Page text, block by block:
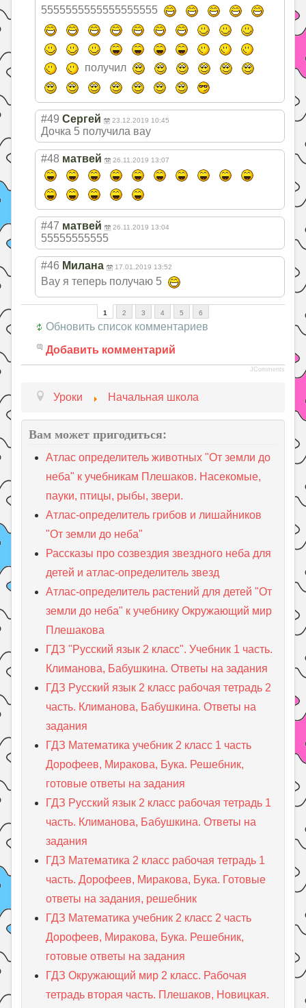
5555555555555555555
получил
#49 Сергей 23.12.2019 10:45
Дочка 5 получила вау
#48 матвей 26.11.2019 13:07
#47 матвей 26.11.2019 13:04
55555555555
#46 Милана 17.01.2019 13:52
Вау я теперь получаю 5
1 2 3 4 5 6
Обновить список комментариев
Добавить комментарий
JComments
Уроки Начальная школа
Вам может пригодиться:
Атлас определитель животных "От земли до
неба" к учебникам Плешаков. Насекомые,
пауки, птицы, рыбы, звери.
Атлас-определитель грибов и лишайников
"От земли до неба"
Рассказы про созвездия звездного неба для
детей и атлас-определитель звезд
Атлас-определитель растений для детей "От
земли до неба" к учебнику Окружающий мир
Плешакова
ГДЗ "Русский язык 2 класс". Учебник 1 часть.
Климанова, Бабушкина. Ответы на задания
ГДЗ Русский язык 2 класс рабочая тетрадь 2
часть. Климанова, Бабушкина. Ответы на
задания
ГДЗ Математика учебник 2 класс 1 часть
Дорофеев, Миракова, Бука. Решебник,
готовые ответы на задания
ГДЗ Русский язык 2 класс рабочая тетрадь 1
часть. Климанова, Бабушкина. Ответы на
задания
ГДЗ Математика 2 класс рабочая тетрадь 1
часть. Дорофеев, Миракова, Бука. Готовые
ответы на задания, решебник
ГДЗ Математика учебник 2 класс 2 часть
Дорофеев, Миракова, Бука. Решебник,
готовые ответы на задания
ГДЗ Окружающий мир 2 класс. Рабочая
тетрадь вторая часть. Плешаков, Новицкая.